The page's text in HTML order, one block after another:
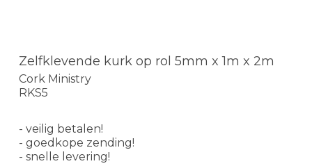
Zelfklevende kurk op rol 5mm x 1m x 2m
Cork Ministry
RKS5
- veilig betalen!
- goedkope zending!
- snelle levering!